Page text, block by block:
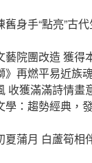
舊身手“點亮”古
藝院團改造 獲得
》再燃平易近族
收獲滿滿詩情畫
學：趨勢經典，
夏蒲月 白蘆筍相